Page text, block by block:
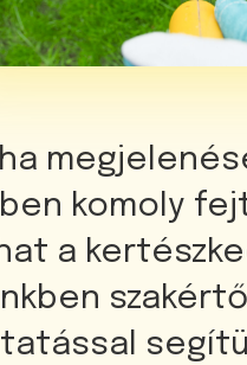
komoly
a